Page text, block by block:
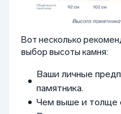
Вот несколько
выбор высоты камня:
Ваши личные
памятника.
Чем выше и толще